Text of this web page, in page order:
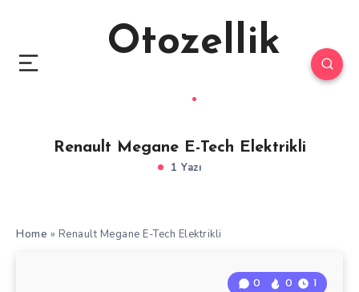
Otozellik
Renault Megane E-Tech Elektrikli
1 Yazı
Home » Renault Megane E-Tech Elektrikli
0 0 1